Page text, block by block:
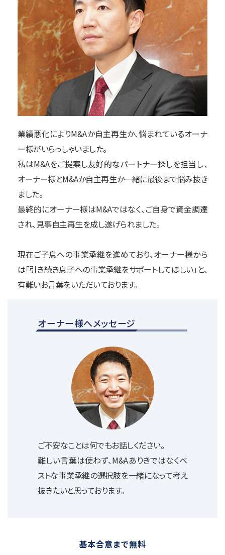
業績悪化によりM&Aか自主再生か、悩まれているオーナ
ー様がいらっしゃいました。
私はM&Aをご提案し友好的なパートナー探しを担当し、
オーナー様とM&Aか自主再生か一緒に最後まで悩み抜き
ました。
最終的にオーナー様はM&Aではなく、ご自身で資金調達
され、見事自主再生を成し遂げられました。
現在ご子息への事業承継を進めており、オーナー様から
は「引き続き息子への事業承継をサポートしてほしい」と、
有難いお言葉をいただいております。
オーナー様へメッセージ
ご不安なことは何でもお話しください。
難しい言葉は使わず、M&Aありきではなくベ
ストな事業承継の選択肢を一緒になって考え
抜きたいと思っております。
基本合意まで無料